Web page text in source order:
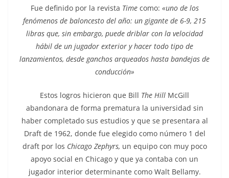
Fue definido por la revista Timecomo: «uno de los
fenómenos de baloncesto del año: un gigante de 6-9, 215
libras que, sin embargo, puede driblar con la velocidad
hábil de un jugador exterior y hacer todo tipo de
lanzamientos, desde ganchos arqueados hasta bandejas de
conducción»
Estos logros hicieron que Bill The Hill McGill
abandonara de forma prematura la universidad sin
haber completado sus estudios y que se presentara al
Draft de 1962, donde fue elegido como número 1 del
draft por los Chicago Zephyrs, un equipo con muy poco
apoyo social en Chicago y que ya contaba con un
jugador interior determinante como Walt Bellamy.